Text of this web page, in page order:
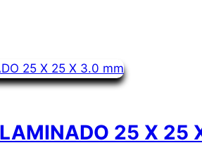
25 X 25